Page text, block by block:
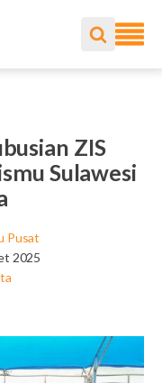
ZIS
Sulawesi
Pusat
2025